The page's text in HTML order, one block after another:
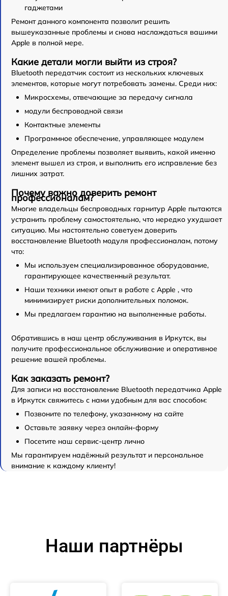
гаджетами
Ремонт данного компонента позволит решить
вышеуказанные проблемы и снова наслаждаться вашими
Apple в полной мере.
Какие детали могли выйти из строя?
Bluetooth передатчик состоит из нескольких ключевых
элементов, которые могут потребовать замены. Среди них:
Микросхемы, отвечающие за передачу сигнала
модули беспроводной связи
Контактные элементы
Программное обеспечение, управляющее модулем
Определение проблемы позволяет выявить, какой именно
элемент вышел из строя, и выполнить его исправление без
лишних затрат.
Почему важно доверить ремонт
профессионалам?
Многие владельцы беспроводных гарнитур Apple пытаются
устранить проблему самостоятельно, что нередко ухудшает
ситуацию. Мы настоятельно советуем доверить
восстановление Bluetooth модуля профессионалам, потому
что:
Мы используем специализированное оборудование,
гарантирующее качественный результат.
Наши техники имеют опыт в работе с Apple , что
минимизирует риски дополнительных поломок.
Мы предлагаем гарантию на выполненные работы.
Обратившись в наш центр обслуживания в Иркутск, вы
получите профессиональное обслуживание и оперативное
решение вашей проблемы.
Как заказать ремонт?
Для записи на восстановление Bluetooth передатчика Apple
в Иркутск свяжитесь с нами удобным для вас способом:
Позвоните по телефону, указанному на сайте
Оставьте заявку через онлайн-форму
Посетите наш сервис-центр лично
Мы гарантируем надёжный результат и персональное
внимание к каждому клиенту!
Наши партнёры